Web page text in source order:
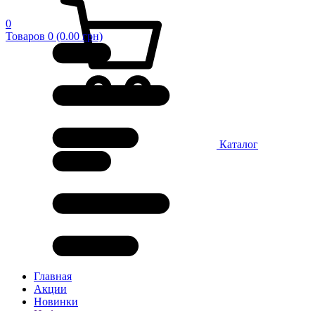
0
Товаров 0 (0.00 грн)
Каталог
Главная
Акции
Новинки